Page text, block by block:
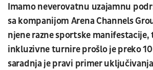
Imamo neverovatnu uzajamnu
sa kompanijom Arena Channels
njene razne sportske manifestacije,
inkluzivne turnire prošlo je preko
saradnja je pravi primer